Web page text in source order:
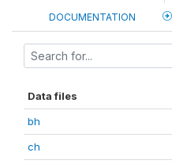
DOCUMENTATION
Data files
bh
ch